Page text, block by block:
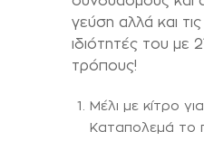
γεύση αλλά και
ιδιότητές του με
τρόπους!
Μέλι με κίτρο
Καταπολεμά το